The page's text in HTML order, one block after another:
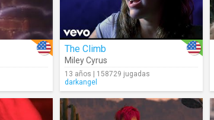
The Climb
Miley Cyrus
13 años | 158729 jugadas
darkangel